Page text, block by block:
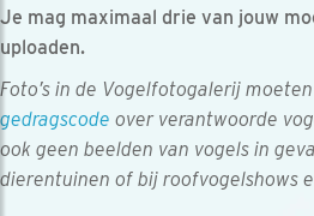
Je mag maximaal drie van jouw
uploaden.
Foto’s in de Vogelfotogalerij
gedragscode over verantwoorde
ook geen beelden van vogels in
dierentuinen of bij roofvogelshows